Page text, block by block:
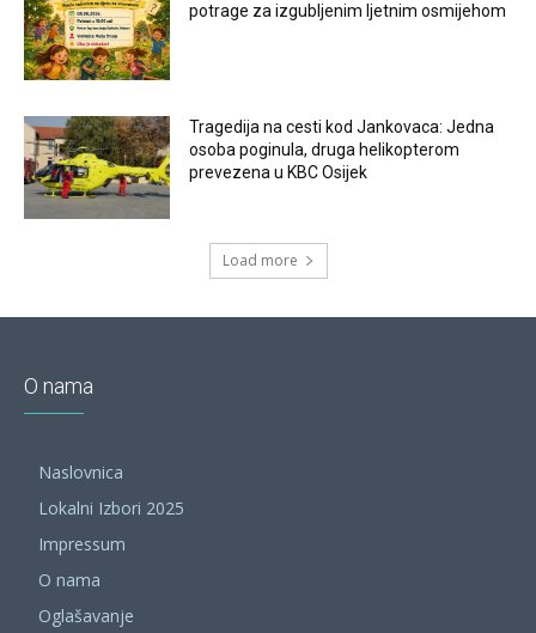
potrage za izgubljenim ljetnim osmijehom
Tragedija na cesti kod Jankovaca: Jedna
osoba poginula, druga helikopterom
prevezena u KBC Osijek
Load more
O nama
Naslovnica
Lokalni Izbori 2025
Impressum
O nama
Oglašavanje